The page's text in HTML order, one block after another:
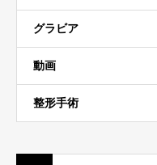
グラビア
動画
整形手術